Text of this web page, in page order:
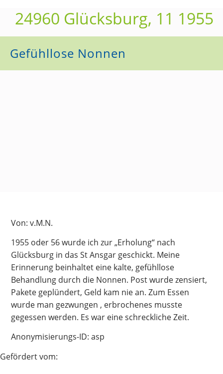
24960 Glücksburg, 11 1955
Gefühllose Nonnen
Von: v.M.N.
1955 oder 56 wurde ich zur „Erholung“ nach
Glücksburg in das St Ansgar geschickt. Meine
Erinnerung beinhaltet eine kalte, gefühllose
Behandlung durch die Nonnen. Post wurde zensiert,
Pakete geplündert, Geld kam nie an. Zum Essen
wurde man gezwungen , erbrochenes musste
gegessen werden. Es war eine schreckliche Zeit.
Anonymisierungs-ID: asp
Gefördert vom: